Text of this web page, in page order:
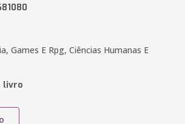
Games E Rpg, Ciências Humanas E
livro